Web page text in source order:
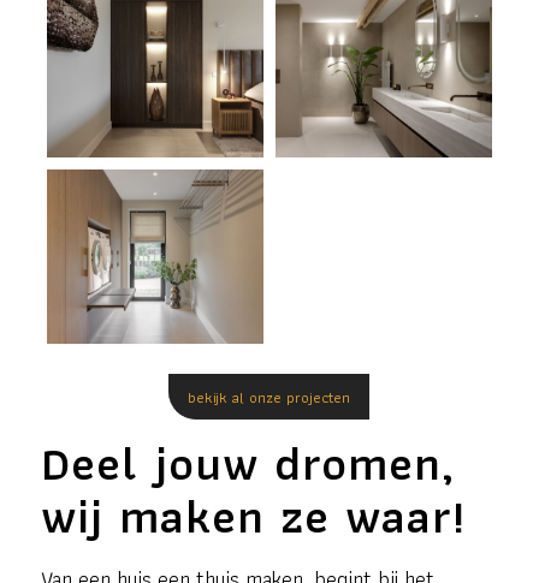
bekijk al onze projecten
Deel jouw dromen,
wij maken ze waar!